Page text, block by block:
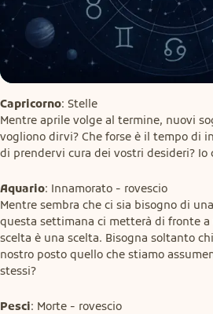
Capricorno: Stelle
Mentre aprile volge al termine, nuovi
vogliono dirvi? Che forse è il tempo di
di prendervi cura dei vostri desideri? Io
Aquario: Innamorato - rovescio
Mentre sembra che ci sia bisogno di
questa settimana ci metterà di fronte
scelta è una scelta. Bisogna soltanto
nostro posto quello che stiamo
stessi?
Pesci: Morte - rovescio